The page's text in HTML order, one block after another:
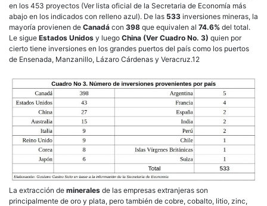
en los 453 proyectos (Ver lista oficial de la Secretaria de Economía más
abajo en los indicados con relleno azul). De las 533 inversiones mineras, la
mayoría provienen de Canadá con 398 que equivalen al 74.6% del total.
Le sigue Estados Unidos y luego China (Ver Cuadro No. 3) quien por
cierto tiene inversiones en los grandes puertos del país como los puertos
de Ensenada, Manzanillo, Lázaro Cárdenas y Veracruz.12
La extracción de minerales de las empresas extranjeras son
principalmente de oro y plata, pero también de cobre, cobalto, litio, zinc,